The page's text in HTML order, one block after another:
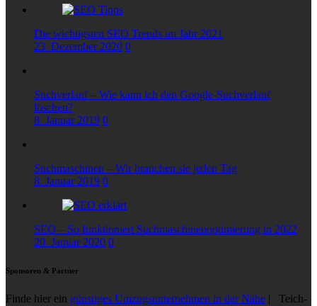
Die wichtigsten SEO Trends im Jahr 2021
23. Dezember 2020 0
Suchverlauf – Wie kann ich den Google-Suchverlauf
löschen?
8. Januar 2019 0
Suchmaschinen – Wir brauchen sie jeden Tag
8. Januar 2019 0
SEO – So funktioniert Suchmaschinenoptimierung in 2022
20. Januar 2020 0
Sponsoren & Partner
Finde hier ein günstiges Umzugsunternehmen in der Nähe | Teich-